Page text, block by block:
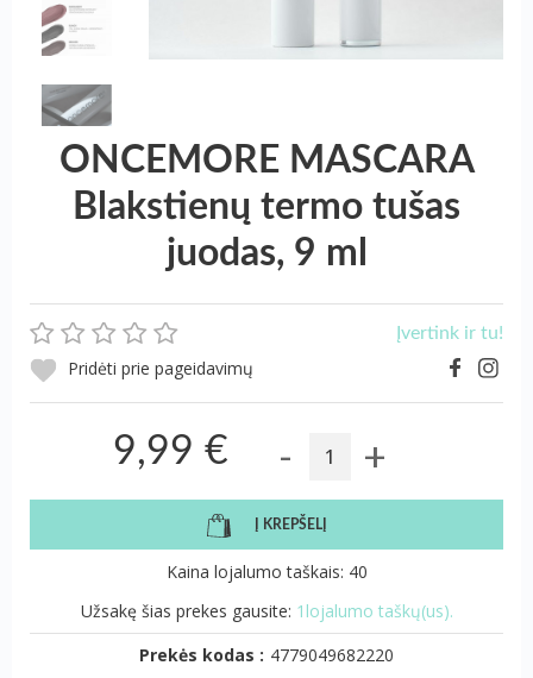
ONCEMORE MASCARA
Blakstienų termo tušas
juodas, 9 ml
Įvertink ir tu!
Pridėti prie pageidavimų
9,99 € - +
Į KREPŠELĮ
Kaina lojalumo taškais: 40
Užsakę šias prekes gausite: 1lojalumo taškų(us).
Prekės kodas : 4779049682220